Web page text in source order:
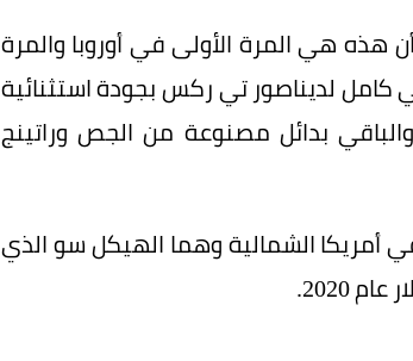
هذه هي المرة الأولى في أوروبا والمرة
لديناصور تي ركس بجودة استثنائية
بدائل مصنوعة من الجص وراتينج
أمريكا الشمالية وهما الهيكل سو الذي